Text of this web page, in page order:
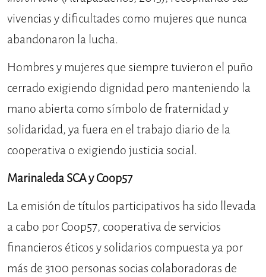
vivencias y dificultades como mujeres que nunca
abandonaron la lucha.
Hombres y mujeres que siempre tuvieron el puño
cerrado exigiendo dignidad pero manteniendo la
mano abierta como símbolo de fraternidad y
solidaridad, ya fuera en el trabajo diario de la
cooperativa o exigiendo justicia social.
Marinaleda SCA y Coop57
La emisión de títulos participativos ha sido llevada
a cabo por Coop57, cooperativa de servicios
financieros éticos y solidarios compuesta ya por
más de 3100 personas socias colaboradoras de